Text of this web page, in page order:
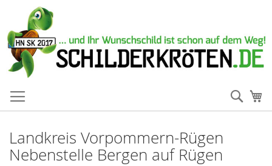
Landkreis Vorpommern-Rügen
Nebenstelle Bergen auf Rügen